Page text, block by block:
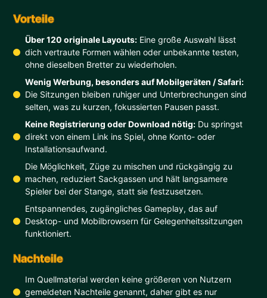
Vorteile
Über 120 originale Layouts: Eine große Auswahl lässt
dich vertraute Formen wählen oder unbekannte testen,
ohne dieselben Bretter zu wiederholen.
Wenig Werbung, besonders auf Mobilgeräten / Safari:
Die Sitzungen bleiben ruhiger und Unterbrechungen sind
selten, was zu kurzen, fokussierten Pausen passt.
Keine Registrierung oder Download nötig: Du springst
direkt von einem Link ins Spiel, ohne Konto- oder
Installationsaufwand.
Die Möglichkeit, Züge zu mischen und rückgängig zu
machen, reduziert Sackgassen und hält langsamere
Spieler bei der Stange, statt sie festzusetzen.
Entspannendes, zugängliches Gameplay, das auf
Desktop- und Mobilbrowsern für Gelegenheitssitzungen
funktioniert.
Nachteile
Im Quellmaterial werden keine größeren von Nutzern
gemeldeten Nachteile genannt, daher gibt es nur